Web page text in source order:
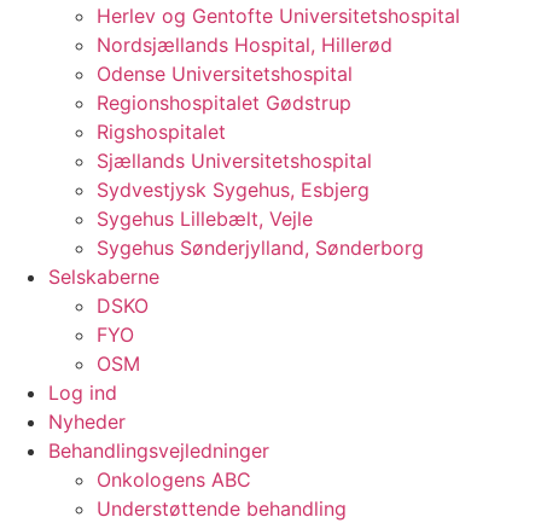
Herlev og Gentofte Universitetshospital
Nordsjællands Hospital, Hillerød
Odense Universitetshospital
Regionshospitalet Gødstrup
Rigshospitalet
Sjællands Universitetshospital
Sydvestjysk Sygehus, Esbjerg
Sygehus Lillebælt, Vejle
Sygehus Sønderjylland, Sønderborg
Selskaberne
DSKO
FYO
OSM
Log ind
Nyheder
Behandlingsvejledninger
Onkologens ABC
Understøttende behandling